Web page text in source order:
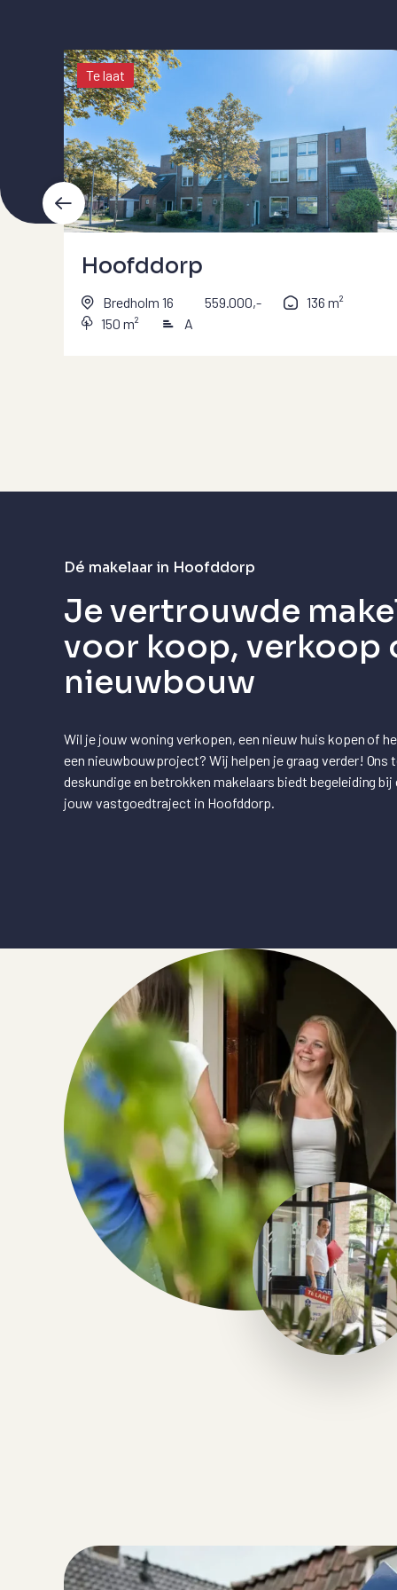
Te laat
Hoofddorp
Bredholm 16 559.000,-
136 m²
150 m²
A
Dé makelaar in Hoofddorp
Je vertrouwde
voor koop, verkoop
nieuwbouw
Wil je jouw woning verkopen, een nieuw huis kopen of
een nieuwbouwproject? Wij helpen je graag verder! Ons
deskundige en betrokken makelaars biedt begeleiding
jouw vastgoedtraject in Hoofddorp.